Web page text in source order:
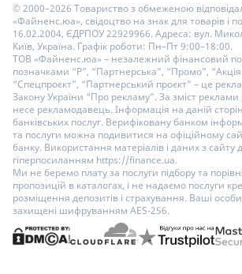
© 2000–2026 Товариство з обмеженою
«Файненс.юа», свідоцтво на знак для товарів і
16.02.2004, ЄДРПОУ 22929966. Адреса: вул.
Київ, Україна. Графік роботи: Пн–Пт 9:00–18:00.
ТОВ «Файненс.юа» – незалежний фінансовий
позначками “Р”, “Партнерська”, “Промо”,
“Спецпроєкт”, “Партнерський проєкт” – це
Закону України “Про рекламу”. За зміст реклами
несе рекламодавець. Інформація на даній
банківських послуг. Верифіковану банком
та послуги можна подивитися на офіційному
банку. Використання матеріалів і даних з сайту
гіперпосиланням https://finance.ua.
Ми не беремо плату за послуги підбору та
пропозицій в каталогах, і не надаємо послуги
розміщення депозитів і страхування. Ваші
захищені шифруванням AES-256.